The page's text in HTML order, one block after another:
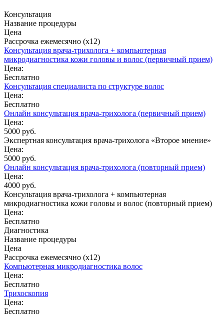
Консультация
Название процедуры
Цена
Рассрочка ежемесячно (x12)
Консультация врача-трихолога + компьютерная
микродиагностика кожи головы и волос (первичный прием)
Цена:
Бесплатно
Консультация специалиста по структуре волос
Цена:
Бесплатно
Онлайн консультация врача-трихолога (первичный прием)
Цена:
5000 руб.
Экспертная консультация врача-трихолога «Второе мнение»
Цена:
5000 руб.
Онлайн консультация врача-трихолога (повторный прием)
Цена:
4000 руб.
Консультация врача-трихолога + компьютерная
микродиагностика кожи головы и волос (повторный прием)
Цена:
Бесплатно
Диагностика
Название процедуры
Цена
Рассрочка ежемесячно (x12)
Компьютерная микродиагностика волос
Цена:
Бесплатно
Трихоскопия
Цена:
Бесплатно